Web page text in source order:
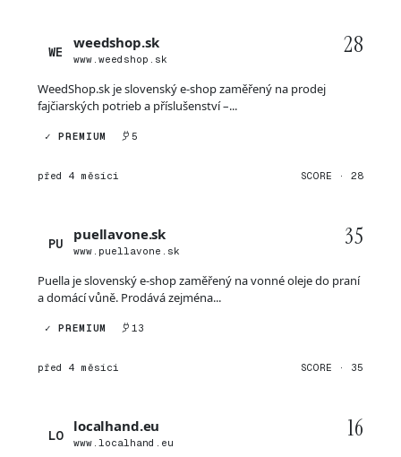
WE
weedshop.sk
www.weedshop.sk
28
WeedShop.sk je slovenský e-shop zaměřený na prodej
fajčiarských potrieb a příslušenství –...
✓ PREMIUM 5
před 4 měsíci SCORE · 28
PU
puellavone.sk
www.puellavone.sk
35
Puella je slovenský e-shop zaměřený na vonné oleje do praní
a domácí vůně. Prodává zejména...
✓ PREMIUM 13
před 4 měsíci SCORE · 35
LO
localhand.eu
www.localhand.eu
16